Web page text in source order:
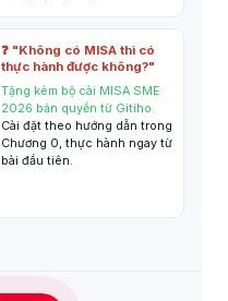
❓ "Không có MISA thì có
thực hành được không?"
Tặng kèm bộ cài MISA SME
2026 bản quyền từ Gitiho.
Cài đặt theo hướng dẫn trong
Chương 0, thực hành ngay từ
bài đầu tiên.